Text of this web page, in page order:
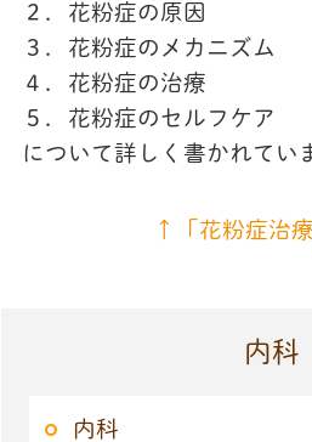
２．花粉症の原因
３．花粉症のメカニズム
４．花粉症の治療
５．花粉症のセルフケア
について詳しく書かれてい
↑「花粉症治
内科
内科